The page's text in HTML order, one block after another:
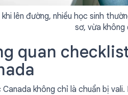
lên đường, nhiều học sinh
sơ, vừa
quan
Canada không chỉ là chuẩn bị